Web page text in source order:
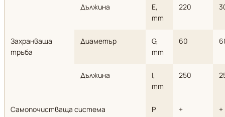
Дължина
E,
mm
220
Захранваща
тръба
Диаметър
G,
mm
60
Дължина
I,
mm
250
Самопочистваща система P + +